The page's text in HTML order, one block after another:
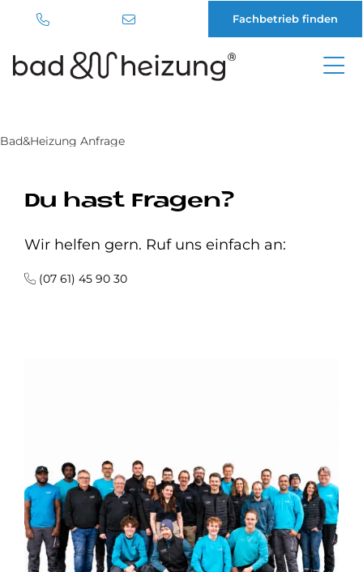
Fachbetrieb finden
Bad&Heizung Anfrage
Du hast Fragen?
Wir helfen gern. Ruf uns einfach an:
(07 61) 45 90 30